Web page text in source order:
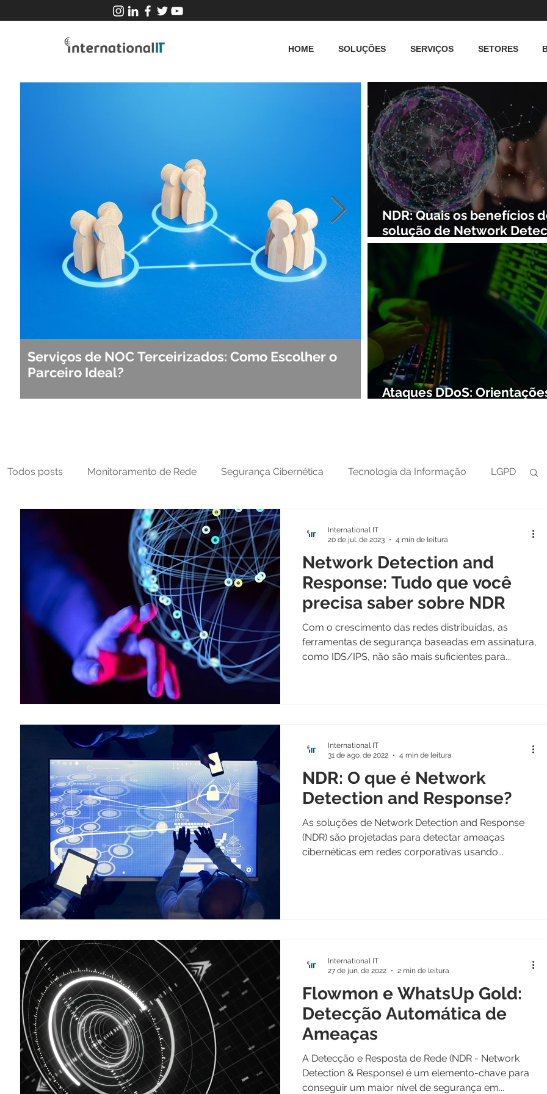
HOME SOLUÇÕES SERVIÇOS SETORES
NDR: Quais os benefícios
solução de Network
and Response?
Ataques DDoS:
Serviços de NOC Terceirizados: Como Escolher o
Parceiro Ideal?
Observabilidade e NOC:
Segurança de Redes
Todos posts Monitoramento de Rede Segurança Cibernética Tecnologia da Informação LGPD
Tecnologia Operacional
Network Detection and
Response: Tudo que você
precisa saber sobre NDR
Com o crescimento das redes distribuídas, as
ferramentas de segurança baseadas em assinatura,
como IDS/IPS, não são mais suficientes para...
International IT
20 de jul. de 2023
4 min de leitura
NDR: O que é Network
Detection and Response?
As soluções de Network Detection and Response
(NDR) são projetadas para detectar ameaças
cibernéticas em redes corporativas usando...
International IT
31 de ago. de 2022
4 min de leitura
Flowmon e WhatsUp Gold:
Detecção Automática de
Ameaças
A Detecção e Resposta de Rede (NDR - Network
Detection & Response) é um elemento-chave para
conseguir um maior nível de segurança em...
International IT
27 de jun. de 2022
2 min de leitura